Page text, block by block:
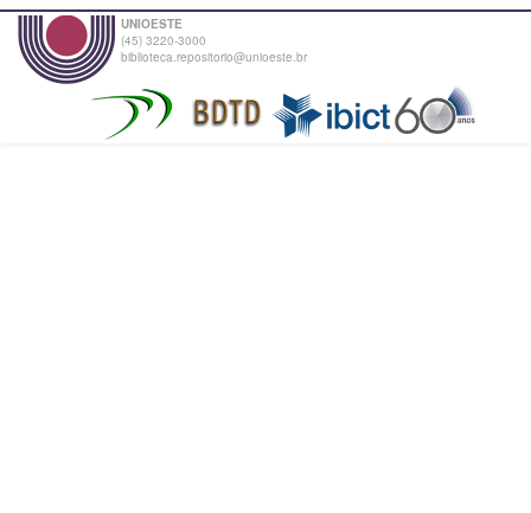
UNIOESTE
(45) 3220-3000
biblioteca.repositorio@unioeste.br